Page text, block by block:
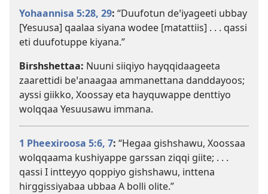
Yohaannisa 5:28, 29: “Duufotun deꞌiyageeti ubbay
[Yesuusa] qaalaa siyana wodee [matattiis] . . . qassi
eti duufotuppe kiyana.”
Birshshettaa: Nuuni siiqiyo hayqqidaageeta
zaarettidi beꞌanaagaa ammanettana danddayoos;
ayssi giikko, Xoossay eta hayquwappe denttiyo
wolqqaa Yesuusawu immana.
1 Pheexiroosa 5:6, 7: “Hegaa gishshawu, Xoossaa
wolqqaama kushiyappe garssan ziqqi giite; . . .
qassi I intteyyo qoppiyo gishshawu, inttena
hirggissiyabaa ubbaa A bolli olite.”